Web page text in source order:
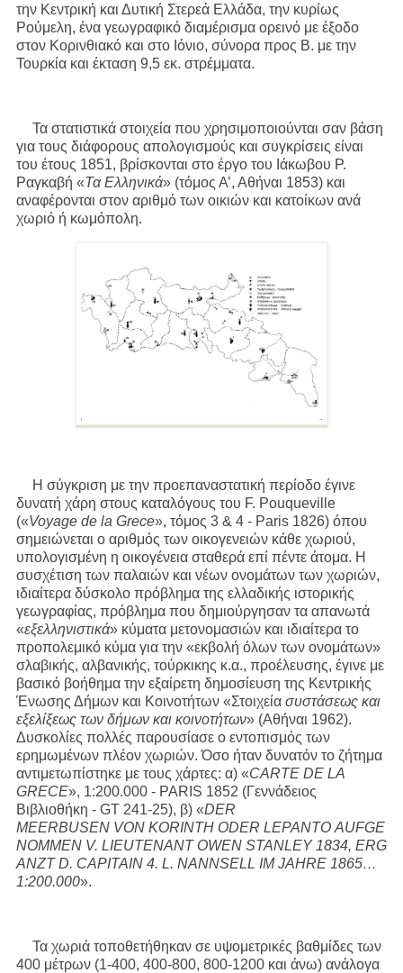
την Κεντρική και Δυτική Στερεά Ελλάδα, την κυρίως
Ρούμελη, ένα γεωγραφικό διαμέρισμα ορεινό με έξοδο
στον Κορινθιακό και στο Ιόνιο, σύνορα προς Β. με την
Τουρκία και έκταση 9,5 εκ. στρέμματα.
Τα στατιστικά στοιχεία που χρησιμοποιούνται σαν βάση
για τους διάφορους απολογισμούς και συγκρίσεις είναι
του έτους 1851, βρίσκονται στο έργο του Ιάκωβου Ρ.
Ραγκαβή «Τα Ελληνικά» (τόμος Α’, Αθήναι 1853) και
αναφέρονται στον αριθμό των οικιών και κατοίκων ανά
χωριό ή κωμόπολη.
Η σύγκριση με την προεπαναστατική περίοδο έγινε
δυνατή χάρη στους καταλόγους του F. Pouqueville
(«Voyage de la Grece», τόμος 3 & 4 - Paris 1826) όπου
σημειώνεται ο αριθμός των οικογενειών κάθε χωριού,
υπολογισμένη η οικογένεια σταθερά επί πέντε άτομα. Η
συσχέτιση των παλαιών και νέων ονομάτων των χωριών,
ιδιαίτερα δύσκολο πρόβλημα της ελλαδικής ιστορικής
γεωγραφίας, πρόβλημα που δημιούργησαν τα απανωτά
«εξελληνιστικά» κύματα μετονομασιών και ιδιαίτερα το
προπολεμικό κύμα για την «εκβολή όλων των ονομάτων»
σλαβικής, αλβανικής, τούρκικης κ.α., προέλευσης, έγινε με
βασικό βοήθημα την εξαίρετη δημοσίευση της Κεντρικής
Ένωσης Δήμων και Κοινοτήτων «Στοιχεία συστάσεως και
εξελίξεως των δήμων και κοινοτήτων» (Αθήναι 1962).
Δυσκολίες πολλές παρουσίασε ο εντοπισμός των
ερημωμένων πλέον χωριών. Όσο ήταν δυνατόν το ζήτημα
αντιμετωπίστηκε με τους χάρτες: α) «CARTE DE LA
GRECE», 1:200.000 - PARIS 1852 (Γεννάδειος
Βιβλιοθήκη - GT 241-25), β) «DER
MEERBUSEN VON KORINTH ODER LEPANTO AUFGE
NOMMEN V. LIEUTENANT OWEN STANLEY 1834, ERG
ANZT D. CAPITAIN 4. L. NANNSELL IM JAHRE 1865…
1:200.000».
Τα χωριά τοποθετήθηκαν σε υψομετρικές βαθμίδες των
400 μέτρων (1-400, 400-800, 800-1200 και άνω) ανάλογα